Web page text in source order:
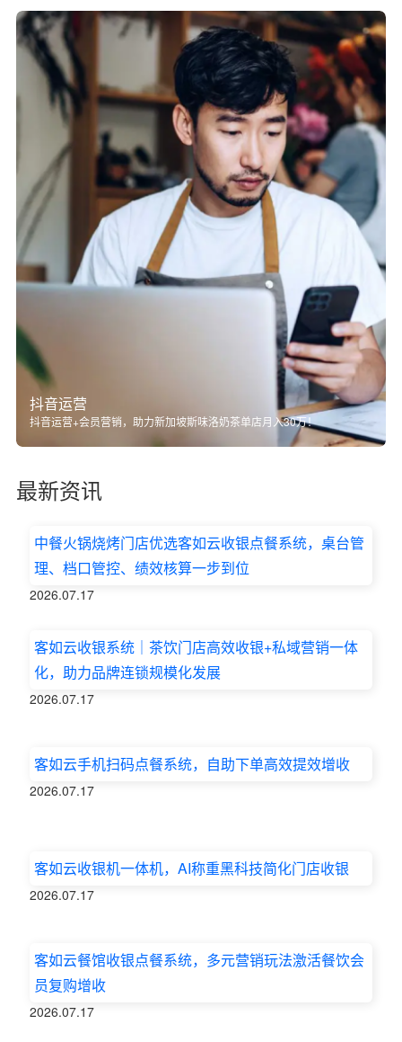
抖音运营
抖音运营+会员营销，助力新加坡斯味洛奶茶单店月入30万！
最新资讯
中餐火锅烧烤门店优选客如云收银点餐系统，桌台管
理、档口管控、绩效核算一步到位
2026.07.17
客如云收银系统｜茶饮门店高效收银+私域营销一体
化，助力品牌连锁规模化发展
2026.07.17
客如云手机扫码点餐系统，自助下单高效提效增收
2026.07.17
客如云收银机一体机，AI称重黑科技简化门店收银
2026.07.17
客如云餐馆收银点餐系统，多元营销玩法激活餐饮会
员复购增收
2026.07.17